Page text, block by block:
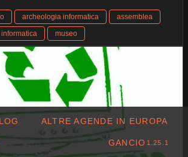
archeologia informatica
assemblea
informatica museo
ALTRE AGENDE IN EUROPA
GANCIO 1.25.1